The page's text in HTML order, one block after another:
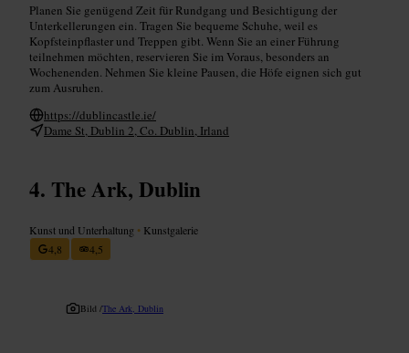
Planen Sie genügend Zeit für Rundgang und Besichtigung der
Unterkellerungen ein. Tragen Sie bequeme Schuhe, weil es
Kopfsteinpflaster und Treppen gibt. Wenn Sie an einer Führung
teilnehmen möchten, reservieren Sie im Voraus, besonders an
Wochenenden. Nehmen Sie kleine Pausen, die Höfe eignen sich gut
zum Ausruhen.
https://dublincastle.ie/
Dame St, Dublin 2, Co. Dublin, Irland
The Ark, Dublin
Kunst und Unterhaltung • Kunstgalerie
4,8
4,5
Bild /The Ark, Dublin